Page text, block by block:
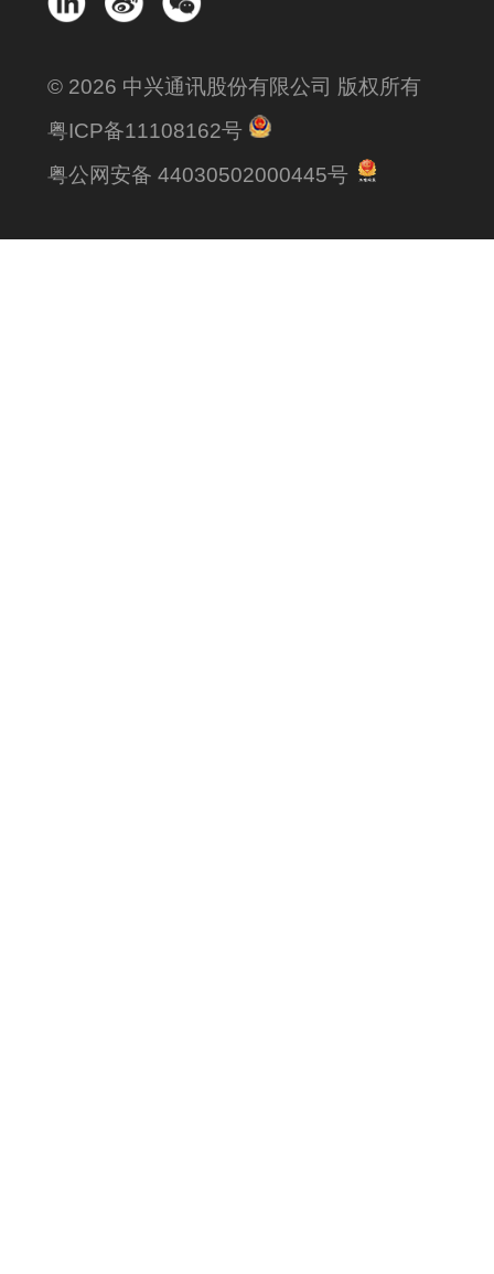
© 2026 中兴通讯股份有限公司 版权所有
粤ICP备11108162号
粤公网安备 44030502000445号